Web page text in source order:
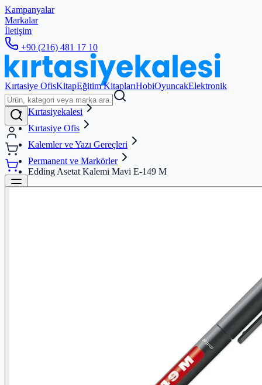
Kampanyalar
Markalar
İletişim
+90 (216) 481 17 10
Kırtasiye OfisKitapEğitim KitaplarıHobiOyuncakElektronik
Kırtasiyekalesi
Kırtasiye Ofis
Kalemler ve Yazı Gereçleri
Permanent ve Markörler
Edding Asetat Kalemi Mavi E-149 M